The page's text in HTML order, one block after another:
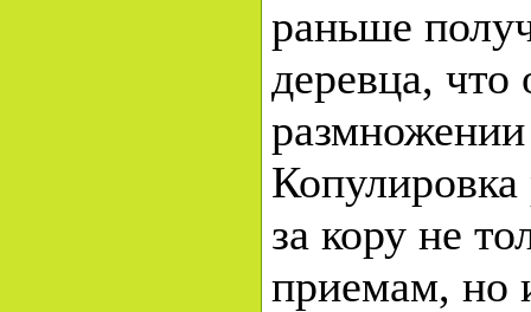
раньше
деревца,
Копулировка
за кору не
приемам, но